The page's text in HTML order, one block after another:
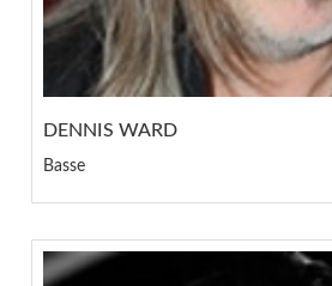
DENNIS WARD
Basse